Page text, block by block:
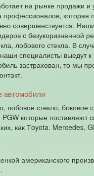
на рынке продажи и
профессионалов,
совершенствуется.
с безукоризненной
лобового стекла. В
специалисты выедут к
застрахован, то мы
автомобили
стекло, боковое
которые
как Тoyota. Mercedes,
американского